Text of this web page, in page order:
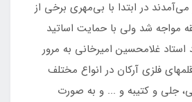
در ابتدا با بی‌مهری برخی از
مواجه شد ولی با حمایت اساتید
استاد غلامحسین امیرخانی به مرور
فلزی آرکان در انواع مختلف
جلی و کتیبه و ... و به صورت